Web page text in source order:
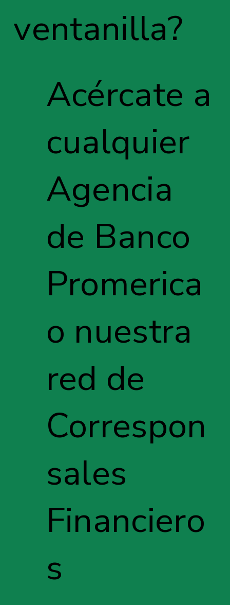
ventanilla?
Acércate a
cualquier
Agencia
de Banco
Promerica
o nuestra
red de
Correspon
sales
Financiero
s